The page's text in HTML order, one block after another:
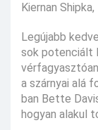
Kiernan Shipka,
Legújabb
sok potenciált
a szárnyai alá
ban Bette
hogyan alakul